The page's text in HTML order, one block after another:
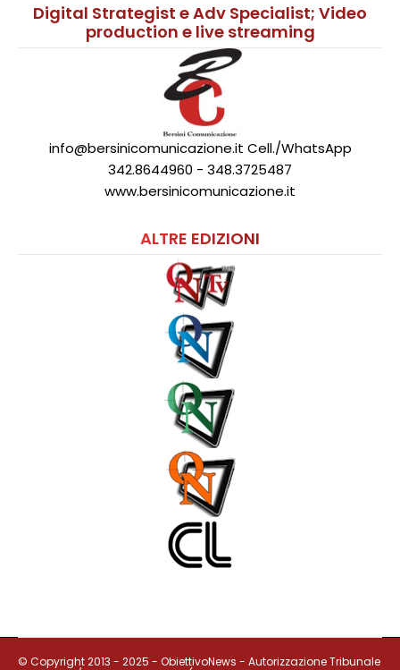
Digital Strategist e Adv Specialist; Video
production e live streaming
info@bersinicomunicazione.it Cell./WhatsApp
342.8644960 - 348.3725487
www.bersinicomunicazione.it
ALTRE EDIZIONI
© Copyright 2013 - 2025 - ObiettivoNews - Autorizzazione Tribunale